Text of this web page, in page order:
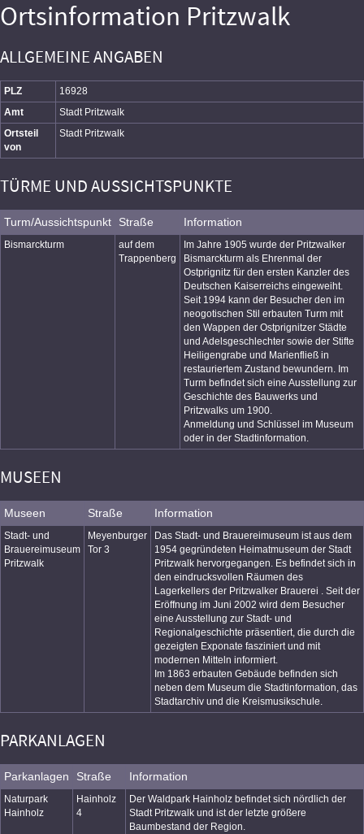
Ortsinformation Pritzwalk
ALLGEMEINE ANGABEN
PLZ
16928
Amt
Stadt Pritzwalk
Ortsteil
von
Stadt Pritzwalk
TÜRME UND AUSSICHTSPUNKTE
Turm/Aussichtspunkt Straße Information
Bismarckturm
auf dem
Trappenberg
Im Jahre 1905 wurde der Pritzwalker
Bismarckturm als Ehrenmal der
Ostprignitz für den ersten Kanzler des
Deutschen Kaiserreichs eingeweiht.
Seit 1994 kann der Besucher den im
neogotischen Stil erbauten Turm mit
den Wappen der Ostprignitzer Städte
und Adelsgeschlechter sowie der Stifte
Heiligengrabe und Marienfließ in
restauriertem Zustand bewundern. Im
Turm befindet sich eine Ausstellung zur
Geschichte des Bauwerks und
Pritzwalks um 1900.
Anmeldung und Schlüssel im Museum
oder in der Stadtinformation.
MUSEEN
Museen Straße Information
Stadt- und
Brauereimuseum
Pritzwalk
Meyenburger
Tor 3
Das Stadt- und Brauereimuseum ist aus dem
1954 gegründeten Heimatmuseum der Stadt
Pritzwalk hervorgegangen. Es befindet sich in
den eindrucksvollen Räumen des
Lagerkellers der Pritzwalker Brauerei . Seit der
Eröffnung im Juni 2002 wird dem Besucher
eine Ausstellung zur Stadt- und
Regionalgeschichte präsentiert, die durch die
gezeigten Exponate fasziniert und mit
modernen Mitteln informiert.
Im 1863 erbauten Gebäude befinden sich
neben dem Museum die Stadtinformation, das
Stadtarchiv und die Kreismusikschule.
PARKANLAGEN
Parkanlagen Straße Information
Naturpark
Hainholz
Hainholz
4
Der Waldpark Hainholz befindet sich nördlich der
Stadt Pritzwalk und ist der letzte größere
Baumbestand der Region.